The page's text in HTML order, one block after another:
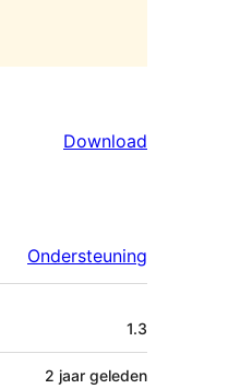
Download
Ondersteuning
1.3
2 jaar geleden